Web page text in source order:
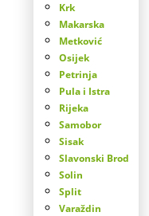
Krk
Makarska
Metković
Osijek
Petrinja
Pula i Istra
Rijeka
Samobor
Sisak
Slavonski Brod
Solin
Split
Varaždin